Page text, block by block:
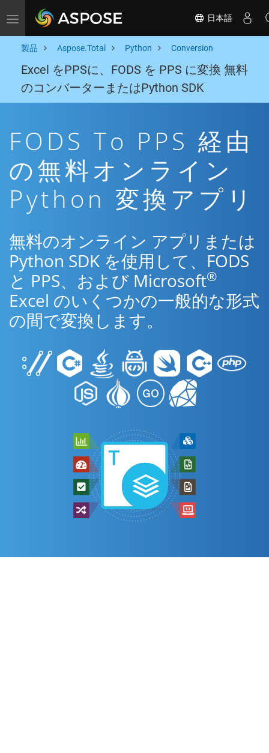
Toggle navigation 日本語
製品 Aspose.Total Python Conversion
Excel をPPSに、FODS を PPS に変換 無料
のコンバーターまたはPython SDK
FODS To PPS 経由
の無料オンライン
Python 変換アプリ
無料のオンライン アプリまたは
Python SDK を使用して、FODS
と PPS、および Microsoft®
Excel のいくつかの一般的な形式
の間で変換します。